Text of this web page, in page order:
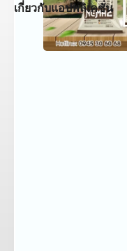
เกี่ยวกับแอปพลิเคชั่น